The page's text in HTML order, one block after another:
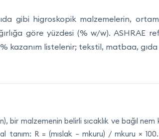
gibi higroskopik malzemelerin,
göre yüzdesi (% w/w). ASHRAE
kazanım listelenir; tekstil, matbaa,
bir malzemenin belirli sıcaklık ve bağıl
tanım: R = (mıslak − mkuru) / mkuru ×